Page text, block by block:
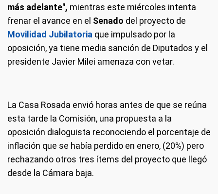
más adelante", mientras este miércoles intenta
frenar el avance en el Senado del proyecto de
Movilidad Jubilatoria que impulsado por la
oposición, ya tiene media sanción de Diputados y el
presidente Javier Milei amenaza con vetar.
La Casa Rosada envió horas antes de que se reúna
esta tarde la Comisión, una propuesta a la
oposición dialoguista reconociendo el porcentaje de
inflación que se había perdido en enero, (20%) pero
rechazando otros tres ítems del proyecto que llegó
desde la Cámara baja.